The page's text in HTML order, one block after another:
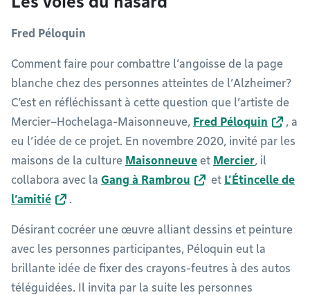
Fred Péloquin
Comment faire pour combattre l’angoisse de la page
blanche chez des personnes atteintes de l’Alzheimer?
C’est en réfléchissant à cette question que l’artiste de
Mercier–Hochelaga-Maisonneuve, Fred Péloquin
, a
eu l’idée de ce projet. En novembre 2020, invité par les
maisons de la culture Maisonneuve et Mercier, il
collabora avec la Gang à Rambrou et L’Étincelle de
l’amitié
.
Désirant cocréer une œuvre alliant dessins et peinture
avec les personnes participantes, Péloquin eut la
brillante idée de fixer des crayons-feutres à des autos
téléguidées. Il invita par la suite les personnes